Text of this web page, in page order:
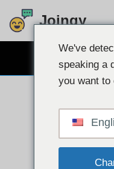
Pular
conteúdo
Joingy
We've
speaking a
you want to